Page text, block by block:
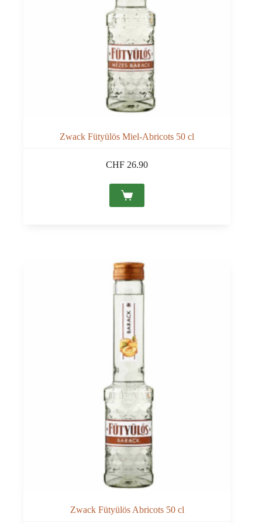
Zwack Fütyülös Miel-Abricots 50 cl
CHF 26.90
Zwack Fütyülös Abricots 50 cl